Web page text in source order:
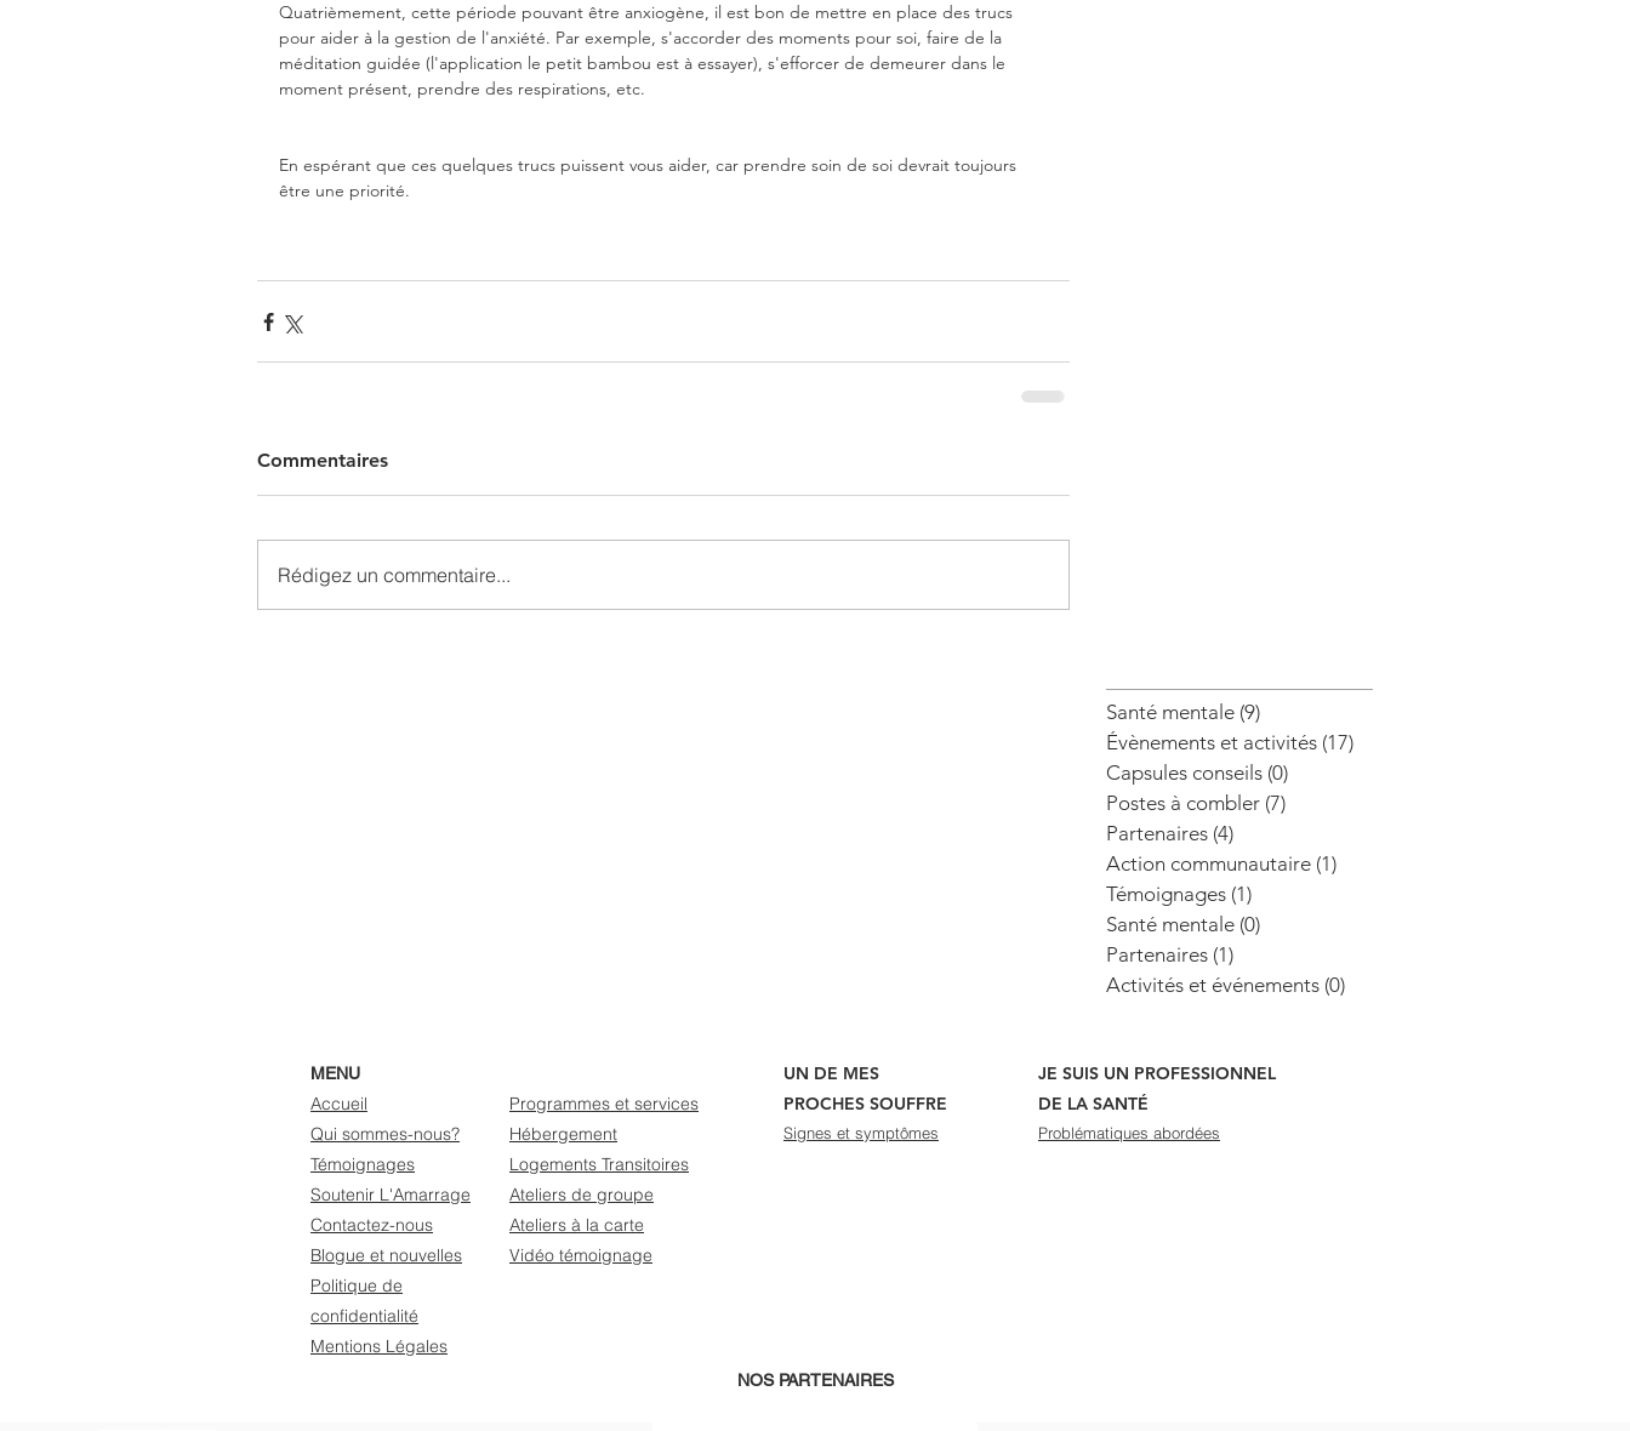
Quatrièmement, cette période pouvant être anxiogène, il est bon de mettre en place des trucs
pour aider à la gestion de l'anxiété. Par exemple, s'accorder des moments pour soi, faire de la
méditation guidée (l'application le petit bambou est à essayer), s'efforcer de demeurer dans le
moment présent, prendre des respirations, etc.
En espérant que ces quelques trucs puissent vous aider, car prendre soin de soi devrait toujours
être une priorité.
Commentaires
Rédigez un commentaire...
Santé mentale (9)
Évènements et activités (17)
Capsules conseils (0)
Postes à combler (7)
Partenaires (4)
Action communautaire (1)
Témoignages (1)
Santé mentale (0)
Partenaires (1)
Activités et événements (0)
MENU
Accueil
Qui sommes-nous?
Témoignages
Soutenir L'Amarrage
Contactez-nous
Blogue et nouvelles
Politique de
confidentialité
Mentions Légales
Programmes et services
Hébergement
Logements Transitoires
Ateliers de groupe
Ateliers à la carte
Vidéo témoignage
UN DE MES
PROCHES SOUFFRE
Signes et symptômes
JE SUIS UN PROFESSIONNEL
DE LA SANTÉ
Problématiques abordées
NOS PARTENAIRES